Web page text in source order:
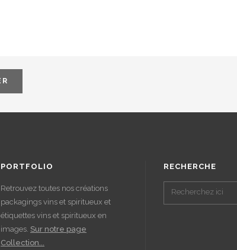
PORTFOLIO
Retrouvez toutes nos créations
packagings vins et spiritueux et
étiquettes vins et spiritueux en
images. Sur notre page
Collection...
RECHERCHE